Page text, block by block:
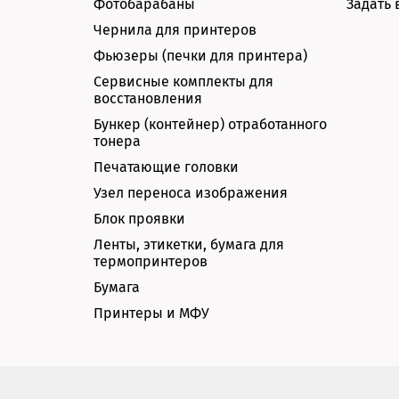
Фотобарабаны
Чернила для принтеров
Фьюзеры (печки для принтера)
Сервисные комплекты для
восстановления
Бункер (контейнер) отработанного
тонера
Печатающие головки
Узел переноса изображения
Блок проявки
Ленты, этикетки, бумага для
термопринтеров
Бумага
Принтеры и МФУ
Задать